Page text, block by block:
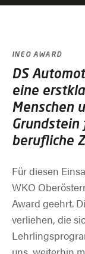
INEO AWARD
DS
eine
Menschen
berufliche
Für diesen
WKO
Award geehrt.
verliehen, die